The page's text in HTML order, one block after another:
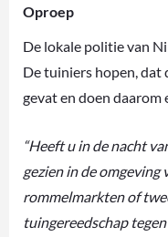
Oproep
De lokale politie van
De tuiniers hopen, dat
gevat en doen daarom
“Heeft u in de nacht
gezien in de omgeving
rommelmarkten of
tuingereedschap